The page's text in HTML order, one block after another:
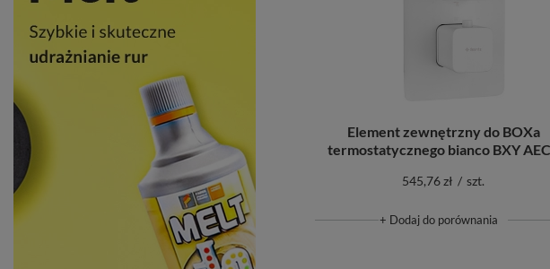
Element zewnętrzny do BOXa
termostatycznego bianco BXY
545,76 zł / szt.
+ Dodaj do porównania